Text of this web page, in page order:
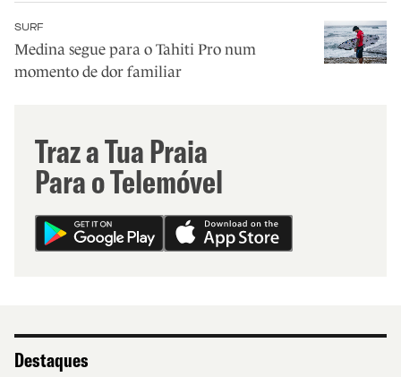
SURF
Medina segue para o Tahiti Pro num
momento de dor familiar
Traz a Tua Praia
Para o Telemóvel
Destaques